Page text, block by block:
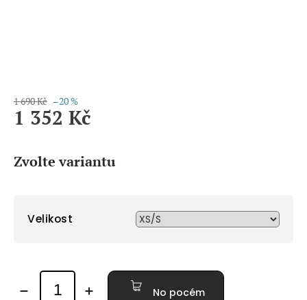
1 690 Kč –20 %
1 352 Kč
Zvolte variantu
Velikost
No pocém